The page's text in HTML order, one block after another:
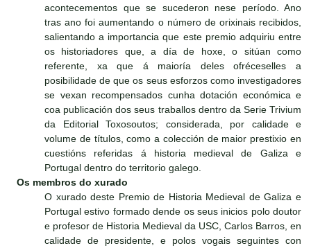
acontecementos que se sucederon nese período. Ano
tras ano foi aumentando o número de orixinais recibidos,
salientando a importancia que este premio adquiriu entre
os historiadores que, a día de hoxe, o sitúan como
referente, xa que á maioría deles ofréceselles a
posibilidade de que os seus esforzos como investigadores
se vexan recompensados cunha dotación económica e
coa publicación dos seus traballos dentro da Serie Trivium
da Editorial Toxosoutos; considerada, por calidade e
volume de títulos, como a colección de maior prestixio en
cuestións referidas á historia medieval de Galiza e
Portugal dentro do territorio galego.
Os membros do xurado
O xurado deste Premio de Historia Medieval de Galiza e
Portugal estivo formado dende os seus inicios polo doutor
e profesor de Historia Medieval da USC, Carlos Barros, en
calidade de presidente, e polos vogais seguintes con